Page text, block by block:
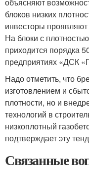
блоков низких
инвесторы
На блоки с
приходится порядка
предприятиях «ДСК
Надо отметить, что
изготовлением и
плотности, но и
технологий в
низкоплотный
подтверждает эту
Связанные